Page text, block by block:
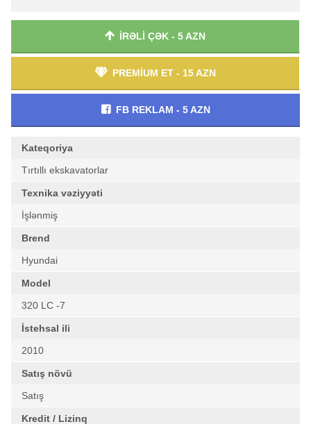
İRƏLİ ÇƏK - 5 AZN
PREMİUM ET - 15 AZN
FB REKLAM - 5 AZN
Kateqoriya
Tırtıllı ekskavatorlar
Texnika vəziyyəti
İşlənmiş
Brend
Hyundai
Model
320 LC -7
İstehsal ili
2010
Satış növü
Satış
Kredit / Lizinq